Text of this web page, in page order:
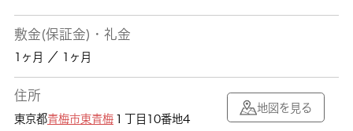
敷金(保証金)・礼金
1ヶ月 ／ 1ヶ月
住所
東京都青梅市東青梅１丁目10番地4
地図を見る